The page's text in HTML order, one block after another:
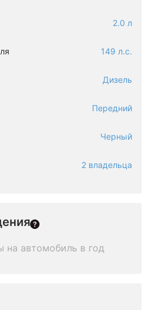
2.0 л
149 л.с.
Дизель
Передний
Черный
2 владельца
автомобиль в год